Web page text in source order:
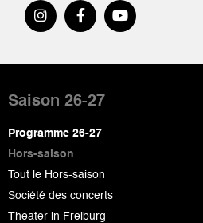
de
page
Saison 26-27
Programme 26-27
Hors-saison
Tout le Hors-saison
Société des concerts
Theater in Freiburg